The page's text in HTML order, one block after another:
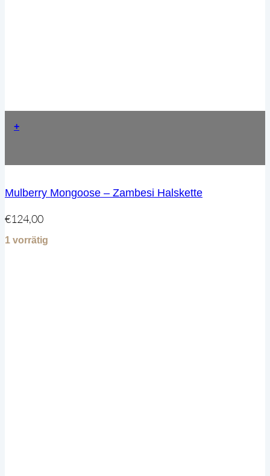
+
Mulberry Mongoose – Zambesi Halskette
€124,00
1 vorrätig